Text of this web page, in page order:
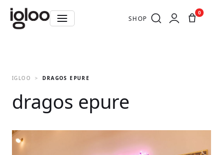
SHOP
0
IGLOO DRAGOS EPURE
dragos epure